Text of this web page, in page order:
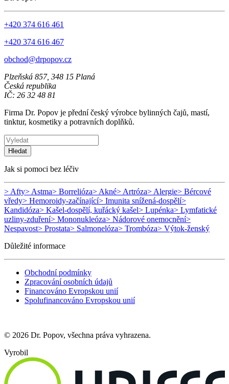
+420 374 616 461
+420 374 616 467
obchod@drpopov.cz
Plzeňská 857, 348 15 Planá
Česká republika
IČ: 26 32 48 81
Firma Dr. Popov je přední český výrobce bylinných čajů, mastí,
tinktur, kosmetiky a potravních doplňků.
Hledat
Jak si pomoci bez léčiv
> Afty> Astma> Borrelióza> Akné> Artróza> Alergie> Bércové
vředy> Hemoroidy-začínající> Imunita snížená-dospělí>
Kandidóza> Kašel-dospělí, kuřácký kašel> Lupénka> Lymfatické
uzliny-zduření> Mononukleóza> Nádorové onemocnění>
Nespavost> Prostata> Salmonelóza> Trombóza> Výtok-ženský
Důležité informace
Obchodní podmínky
Zpracování osobních údajů
Financováno Evropskou unií
Spolufinancováno Evropskou unií
© 2026 Dr. Popov, všechna práva vyhrazena.
Vyrobil